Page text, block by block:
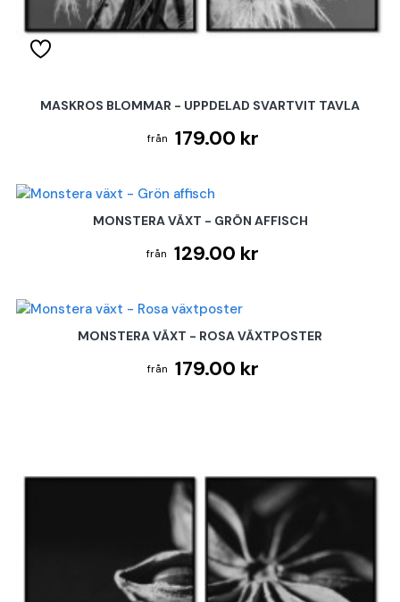
MASKROS BLOMMAR - UPPDELAD SVARTVIT TAVLA
179.00 kr
MONSTERA VÄXT - GRÖN AFFISCH
129.00 kr
MONSTERA VÄXT - ROSA VÄXTPOSTER
179.00 kr